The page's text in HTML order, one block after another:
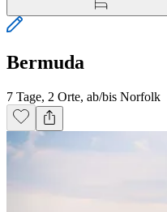
Bermuda
7 Tage, 2 Orte, ab/bis Norfolk